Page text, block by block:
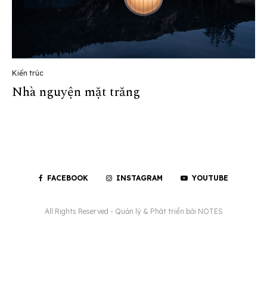
Kiến trúc
Nhà nguyện mặt trăng
FACEBOOK INSTAGRAM YOUTUBE
All Rights Reserved - Quản lý & Phát triển bởi NOTES